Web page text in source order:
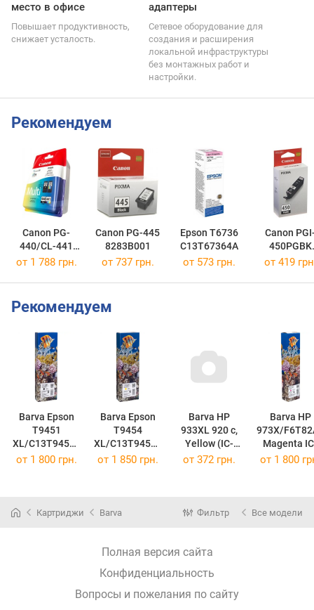
место в офисе
Повышает продуктивность,
снижает усталость.
адаптеры
Сетевое оборудование для
создания и расширения
локальной инфраструктуры
без монтажных работ и
настройки.
Рекомендуем
Canon PG-
440/CL-441
MULTI
Canon PG-445
8283B001
Epson T6736
C13T67364A
Canon
450PGBK
6499B001
от 1 788 грн. от 737 грн. от 573 грн. от 419
Рекомендуем
Barva Epson
T9451
XL/C13T94514
0 Black IC-
Barva Epson
T9454
XL/C13T94544
0 Yellow IC-
Barva HP
933XL 920 c,
Yellow (IC-
933XL-Y) ic-
Barva HP
973X/
Magenta IC-
973X-M
от 1 800 грн. от 1 850 грн. от 372 грн. от 1 800
Картриджи Barva Фильтр Все модели
Полная версия сайта
Конфиденциальность
Вопросы и пожелания по сайту